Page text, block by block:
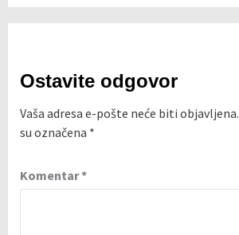
Ostavite odgovor
Vaša adresa e-pošte neće biti objavljena.
su označena *
Komentar*